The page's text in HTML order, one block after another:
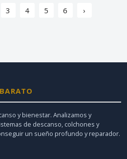
3 4 5 6 ›
y bienestar. Analizamos y
de descanso, colchones y
un sueño profundo y reparador.